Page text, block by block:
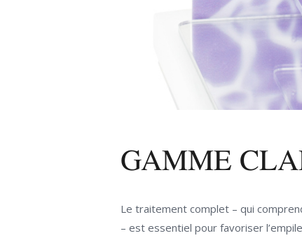
GAMME
Le traitement complet – qui
– est essentiel pour favoriser